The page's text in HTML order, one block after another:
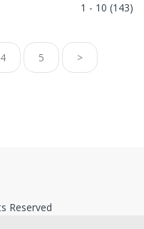
1 - 10 (143)
4 5 >
Reserved